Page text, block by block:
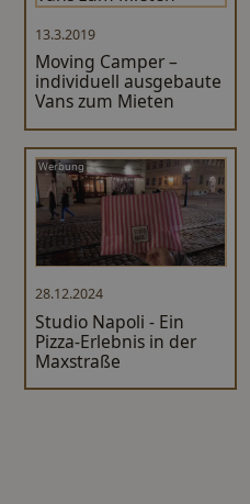
13.3.2019
Moving Camper –
individuell ausgebaute
Vans zum Mieten
Werbung
28.12.2024
Studio Napoli - Ein
Pizza-Erlebnis in der
Maxstraße